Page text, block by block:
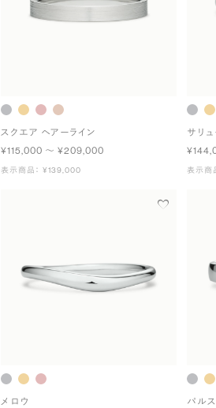
スクエア ヘアーライン
¥115,000 〜 ¥209,000
表示商品： ¥139,000
サリュ
表示商
メロウ
パルス